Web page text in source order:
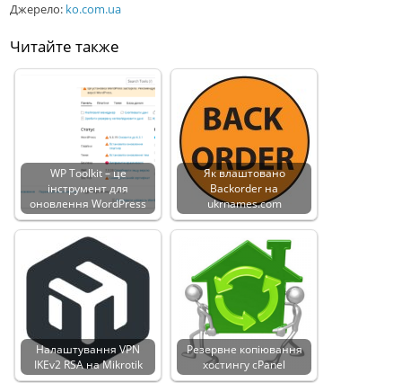
Джерело: ko.com.ua
Читайте также
WP Toolkit – це
інструмент для
оновлення WordPress
Як влаштовано
Backorder на
ukrnames.com
Налаштування VPN
IKEv2 RSA на Mikrotik
Резервне копіювання
хостингу cPanel